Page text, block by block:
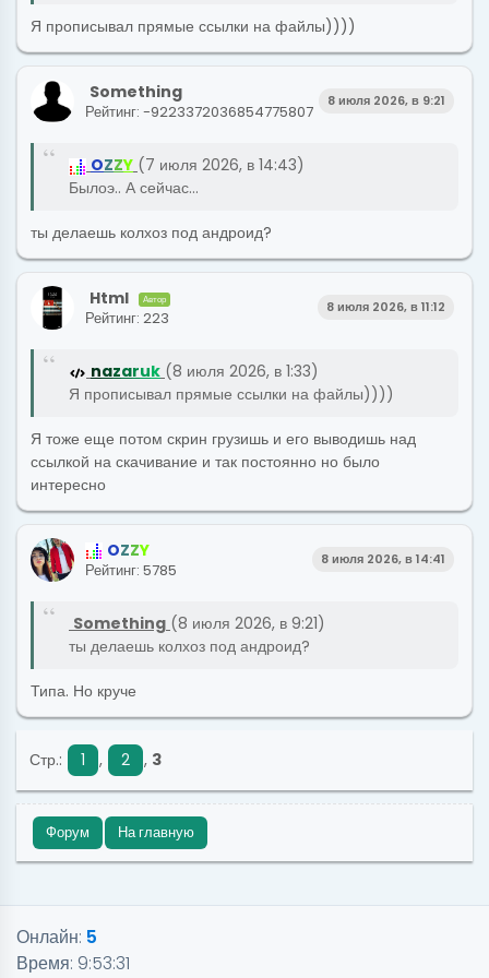
Я прописывал прямые ссылки на файлы))))
Something 8 июля 2026, в 9:21
Рейтинг: -9223372036854775807
OZZY (7 июля 2026, в 14:43)
Былоэ.. А сейчас...
ты делаешь колхоз под андроид?
Html Автор 8 июля 2026, в 11:12
Рейтинг: 223
nazaruk (8 июля 2026, в 1:33)
Я прописывал прямые ссылки на файлы))))
Я тоже еще потом скрин грузишь и его выводишь над
ссылкой на скачивание и так постоянно но было
интересно
OZZY 8 июля 2026, в 14:41
Рейтинг: 5785
Something (8 июля 2026, в 9:21)
ты делаешь колхоз под андроид?
Типа. Но круче
Стр.: 1 , 2 , 3
Форум На главную
Онлайн: 5
Время: 9:53:31